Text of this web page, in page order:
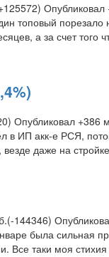
топовый порезало
а за счет того
Опубликовал +386
в ИП акк-е РСЯ,
даже на
144346)
была сильная
Все таки моя